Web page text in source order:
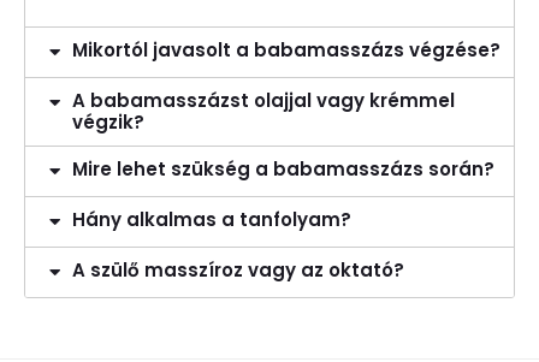
Mikortól javasolt a babamasszázs végzése?
A babamasszázst olajjal vagy krémmel
végzik?
Mire lehet szükség a babamasszázs során?
Hány alkalmas a tanfolyam?
A szülő masszíroz vagy az oktató?